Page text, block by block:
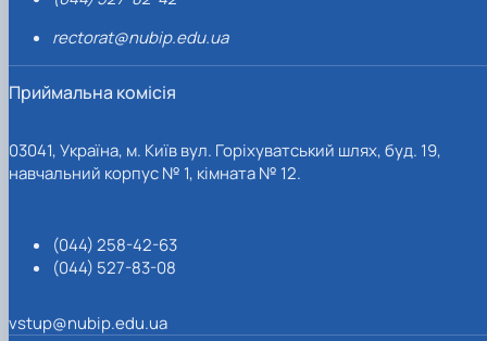
rectorat@nubip.edu.ua
Приймальна комісія
03041, Україна, м. Київ вул. Горіхуватський шлях, буд. 19,
навчальний корпус № 1, кімната № 12.
(044) 258-42-63
(044) 527-83-08
vstup@nubip.edu.ua